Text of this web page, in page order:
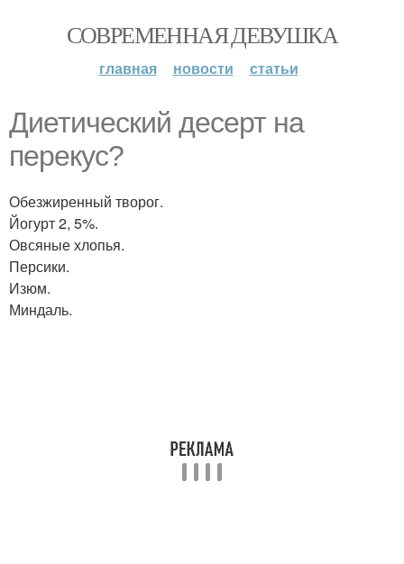
СОВРЕМЕННАЯ ДЕВУШКА
главная новости статьи
Диетический десерт на
перекус?
Обезжиренный творог.
Йогурт 2, 5%.
Овсяные хлопья.
Персики.
Изюм.
Миндаль.